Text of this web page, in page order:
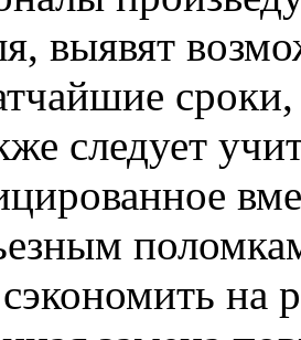
выявят
сроки,
следует
на